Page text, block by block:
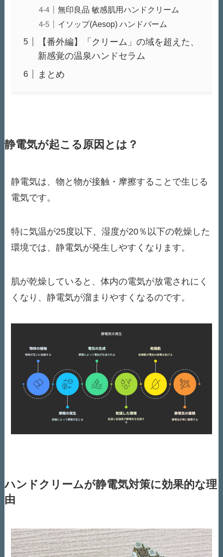
無印良品 敏感肌用ハンドクリーム
イソップ(Aesop) ハンドバーム
【番外編】「クリーム」の域を超えた、
新感覚の温泉ハンドセラム
まとめ
静電気が起こる原因とは？
静電気は、物と物が接触・摩擦することで生じる
電気です。
​特に気温が25度以下、湿度が20％以下の乾燥した
環境では、静電気が発生しやすくなります。​
肌が乾燥していると、体内の電気が放電されにく
くなり、静電気が溜まりやすくなるのです。
ハンドクリームが静電気対策に効果的な理
由